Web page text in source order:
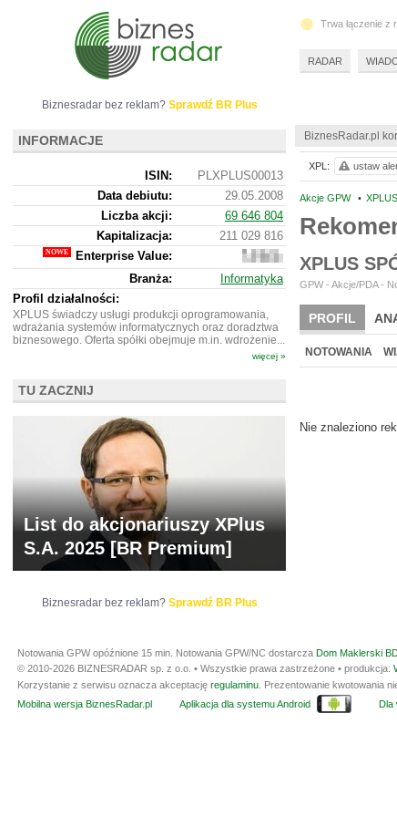
BiznesRadar.pl
Akcje GPW •
XPLUS
GPW - Akcje/PDA -
PROFIL
NOTOWANIA
Nie znaleziono
XPL: ustaw
Biznesradar bez reklam? Sprawdź BR Plus
INFORMACJE
ISIN:
PLXPLUS00013
Data debiutu:
29.05.2008
Liczba akcji:
69 646 804
Kapitalizacja:
211 029 816
Enterprise Value:
187
964
816
Branża:
Informatyka
Profil działalności:
XPLUS świadczy usługi produkcji oprogramowania,
wdrażania systemów informatycznych oraz doradztwa
biznesowego. Oferta spółki obejmuje m.in. wdrożenie...
więcej »
TU ZACZNIJ
List do akcjonariuszy XPlus
S.A. 2025 [BR Premium]
Biznesradar bez reklam? Sprawdź BR Plus
Trwa łączenie z
RADAR
Notowania GPW opóźnione 15 min. Notowania GPW/NC dostarcza Dom Maklerski
© 2010-2026 BIZNESRADAR sp. z o.o. • Wszystkie prawa zastrzeżone • produkcja:
Korzystanie z serwisu oznacza akceptację regulaminu . Prezentowanie kwotowania
Mobilna wersja BiznesRadar.pl
Aplikacja dla systemu Android Dla